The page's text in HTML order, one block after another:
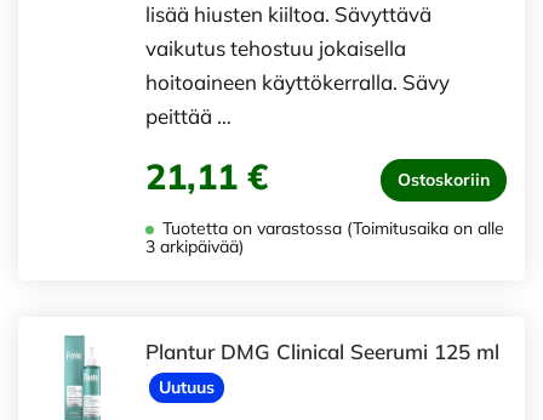
lisää hiusten kiiltoa. Sävyttävä
vaikutus tehostuu jokaisella
hoitoaineen käyttökerralla. Sävy
peittää …
21,11 € Ostoskoriin
Tuotetta on varastossa (Toimitusaika on alle
3 arkipäivää)
Plantur DMG Clinical Seerumi 125 ml
Uutuus